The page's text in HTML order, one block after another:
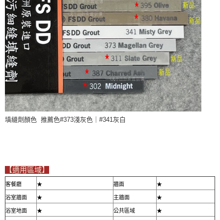
填縫劑顏色 推薦色#373淺灰色｜#341灰白
【適用區域】
客餐廳 ★ 牆面 ★
浴室牆面 ★ 主牆面 ★
浴室地面 ★ 公共區域 ★